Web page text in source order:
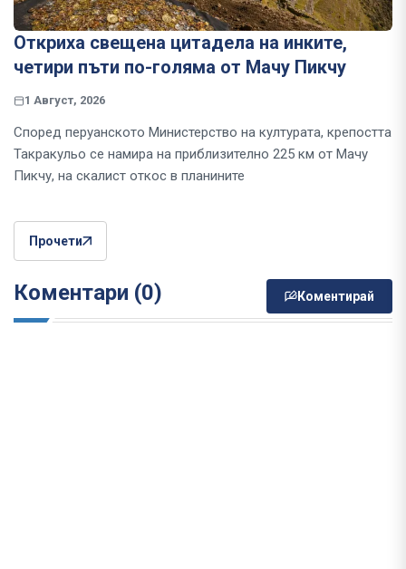
Откриха свещена цитадела на инките,
четири пъти по-голяма от Мачу Пикчу
1 Август, 2026
Според перуанското Министерство на културата, крепостта
Такракульо се намира на приблизително 225 км от Мачу
Пикчу, на скалист откос в планините
Прочети
Коментари (0) Коментирай